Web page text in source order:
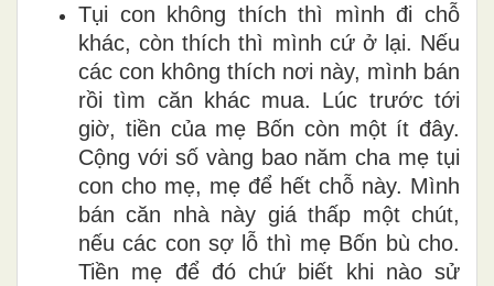
Tụi con không thích thì mình đi chỗ
khác, còn thích thì mình cứ ở lại. Nếu
các con không thích nơi này, mình bán
rồi tìm căn khác mua. Lúc trước tới
giờ, tiền của mẹ Bốn còn một ít đây.
Cộng với số vàng bao năm cha mẹ tụi
con cho mẹ, mẹ để hết chỗ này. Mình
bán căn nhà này giá thấp một chút,
nếu các con sợ lỗ thì mẹ Bốn bù cho.
Tiền mẹ để đó chứ biết khi nào sử